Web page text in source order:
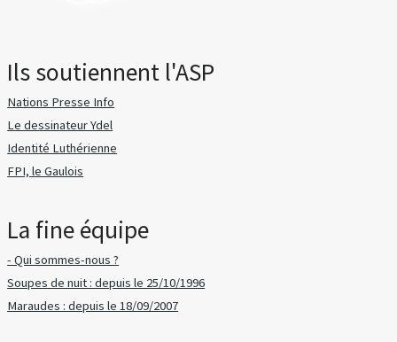
Ils soutiennent l'ASP
Nations Presse Info
Le dessinateur Ydel
Identité Luthérienne
FPI, le Gaulois
La fine équipe
- Qui sommes-nous ?
Soupes de nuit : depuis le 25/10/1996
Maraudes : depuis le 18/09/2007